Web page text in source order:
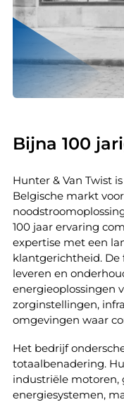
Bijna 100
Hunter & Van Twist
Belgische markt
100 jaar ervaring
expertise met een
klantgerichtheid. De
leveren en
energieoplossingen
zorginstellingen,
omgevingen waar
Het bedrijf
totaalbenadering.
industriële motoren,
energiesystemen,